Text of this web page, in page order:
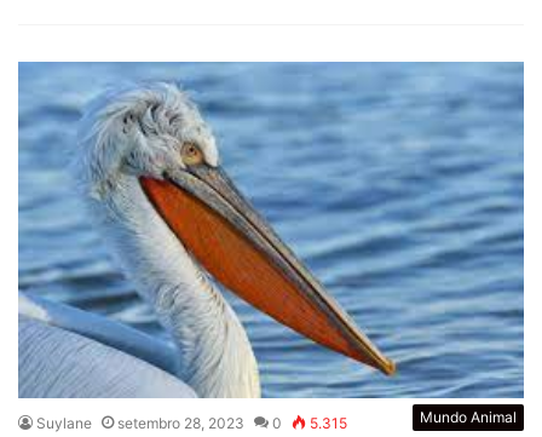
Mundo Animal
Suylane setembro 28, 2023 0 5.315